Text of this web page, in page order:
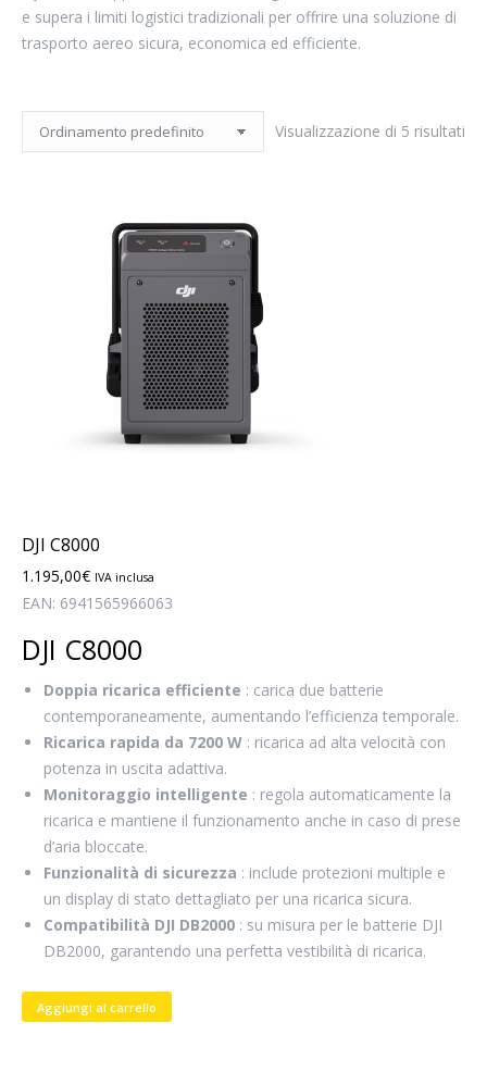
e supera i limiti logistici tradizionali per offrire una soluzione di
trasporto aereo sicura, economica ed efficiente.
Visualizzazione di 5 risultati
DJI C8000
1.195,00€ IVA inclusa
EAN: 6941565966063
DJI C8000
Doppia ricarica efficiente : carica due batterie
contemporaneamente, aumentando l’efficienza temporale.
Ricarica rapida da 7200 W : ricarica ad alta velocità con
potenza in uscita adattiva.
Monitoraggio intelligente : regola automaticamente la
ricarica e mantiene il funzionamento anche in caso di prese
d’aria bloccate.
Funzionalità di sicurezza : include protezioni multiple e
un display di stato dettagliato per una ricarica sicura.
Compatibilità DJI DB2000 : su misura per le batterie DJI
DB2000, garantendo una perfetta vestibilità di ricarica.
Aggiungi al carrello